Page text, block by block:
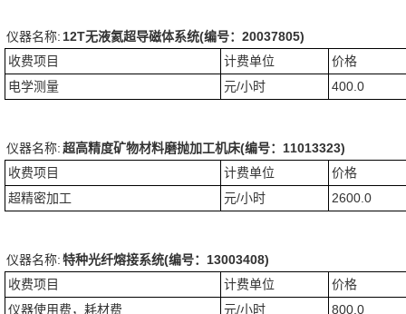
仪器名称: 12T无液氦超导磁体系统(编号：20037805)
收费项目
计费单位
价格
电学测量
元/小时 400.0
仪器名称:超高精度矿物材料磨抛加工机床(编号：11013323)
收费项目
计费单位
价格
超精密加工
元/小时 2600.0
仪器名称:特种光纤熔接系统(编号：13003408)
收费项目
计费单位
价格
仪器使用费，耗材费
元/小时 800.0